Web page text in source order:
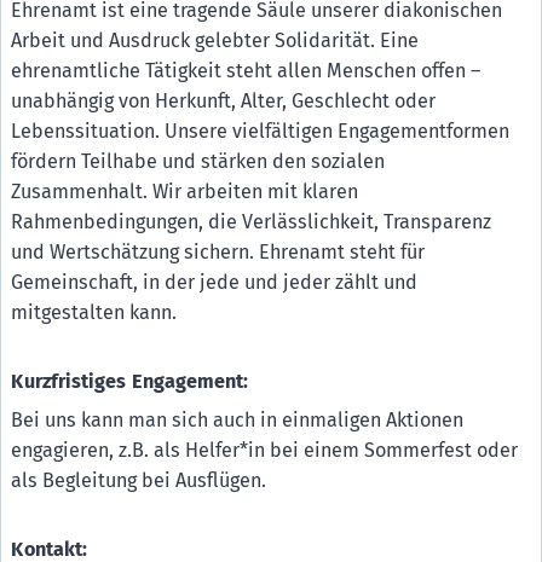
Ehrenamt ist eine tragende Säule unserer diakonischen
Arbeit und Ausdruck gelebter Solidarität. Eine
ehrenamtliche Tätigkeit steht allen Menschen offen –
unabhängig von Herkunft, Alter, Geschlecht oder
Lebenssituation. Unsere vielfältigen Engagementformen
fördern Teilhabe und stärken den sozialen
Zusammenhalt. Wir arbeiten mit klaren
Rahmenbedingungen, die Verlässlichkeit, Transparenz
und Wertschätzung sichern. Ehrenamt steht für
Gemeinschaft, in der jede und jeder zählt und
mitgestalten kann.
Kurzfristiges Engagement:
Bei uns kann man sich auch in einmaligen Aktionen
engagieren, z.B. als Helfer*in bei einem Sommerfest oder
als Begleitung bei Ausflügen.
Kontakt: